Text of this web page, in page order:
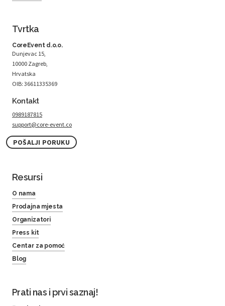
Tvrtka
CoreEvent d.o.o.
Dunjevac 15,
10000 Zagreb,
Hrvatska
OIB: 36611335369
Kontakt
0989187815
support@core-event.co
POŠALJI PORUKU
Resursi
O nama
Prodajna mjesta
Organizatori
Press kit
Centar za pomoć
Blog
Prati nas i prvi saznaj!